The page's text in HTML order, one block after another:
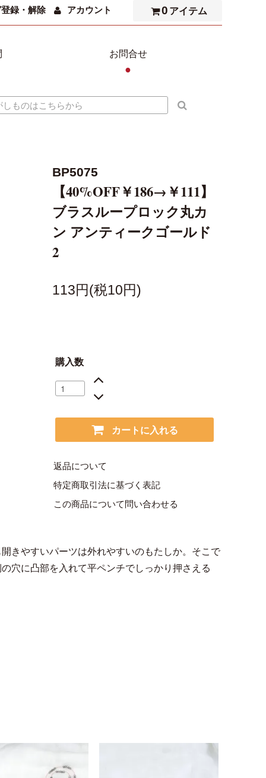
録・解除 アカウント 0 アイテム
お問合せ
●
BP5075
【40%OFF￥186→￥111】
ブラスループロック丸カ
ン アンティークゴールド
2
113円(税10円)
購入数
カートに入れる
返品について
特定商取引法に基づく表記
この商品について問い合わせる
きやすいパーツは外れやすいのもたしか。そこで
穴に凸部を入れて平ペンチでしっかり押さえる